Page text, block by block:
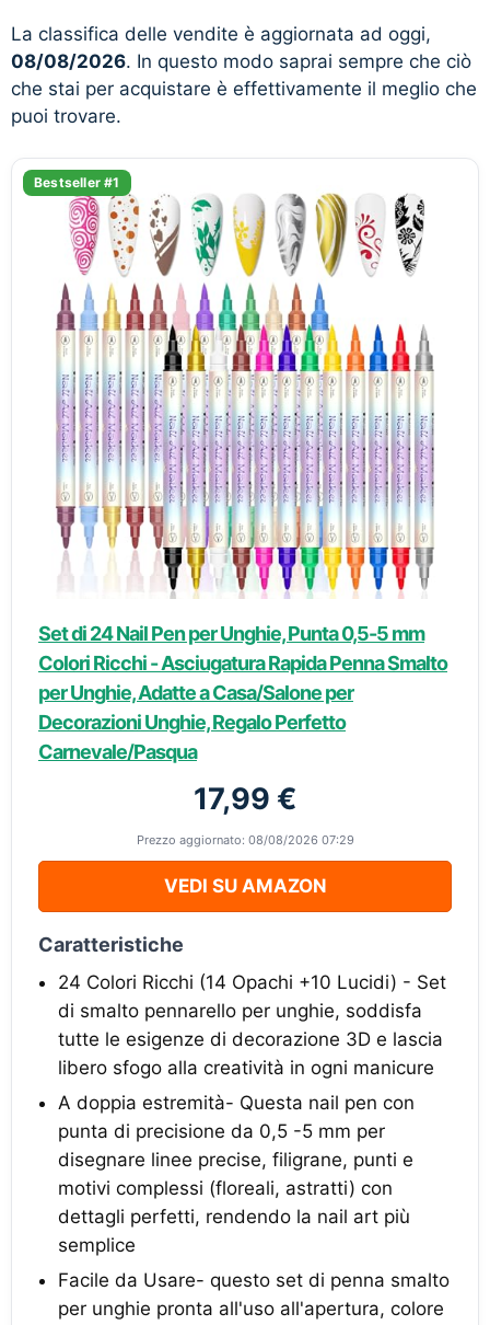
La classifica delle vendite è aggiornata ad oggi,
08/08/2026. In questo modo saprai sempre che ciò
che stai per acquistare è effettivamente il meglio che
puoi trovare.
Bestseller #1
Set di 24 Nail Pen per Unghie, Punta 0,5-5 mm
Colori Ricchi - Asciugatura Rapida Penna Smalto
per Unghie, Adatte a Casa/Salone per
Decorazioni Unghie, Regalo Perfetto
Carnevale/Pasqua
17,99 €
Prezzo aggiornato: 08/08/2026 07:29
VEDI SU AMAZON
Caratteristiche
24 Colori Ricchi (14 Opachi +10 Lucidi) - Set
di smalto pennarello per unghie, soddisfa
tutte le esigenze di decorazione 3D e lascia
libero sfogo alla creatività in ogni manicure
A doppia estremità- Questa nail pen con
punta di precisione da 0,5 -5 mm per
disegnare linee precise, filigrane, punti e
motivi complessi (floreali, astratti) con
dettagli perfetti, rendendo la nail art più
semplice
Facile da Usare- questo set di penna smalto
per unghie pronta all'uso all'apertura, colore